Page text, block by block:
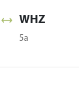
WHZ
5a